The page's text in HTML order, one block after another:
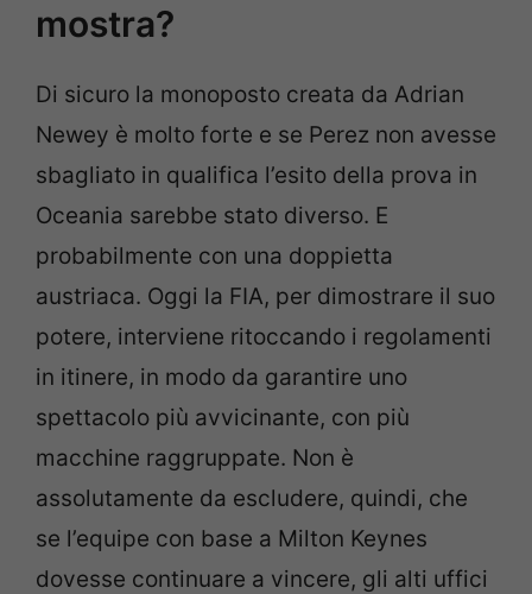
mostra?
Di sicuro la monoposto creata da Adrian
Newey è molto forte e se Perez non avesse
sbagliato in qualifica l’esito della prova in
Oceania sarebbe stato diverso. E
probabilmente con una doppietta
austriaca. Oggi la FIA, per dimostrare il suo
potere, interviene ritoccando i regolamenti
in itinere, in modo da garantire uno
spettacolo più avvicinante, con più
macchine raggruppate. Non è
assolutamente da escludere, quindi, che
se l’equipe con base a Milton Keynes
dovesse continuare a vincere, gli alti uffici